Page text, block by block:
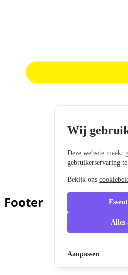
Footer
Wij
Deze website maakt
gebruikerservaring
Bekijk ons
Alles
Aanpassen